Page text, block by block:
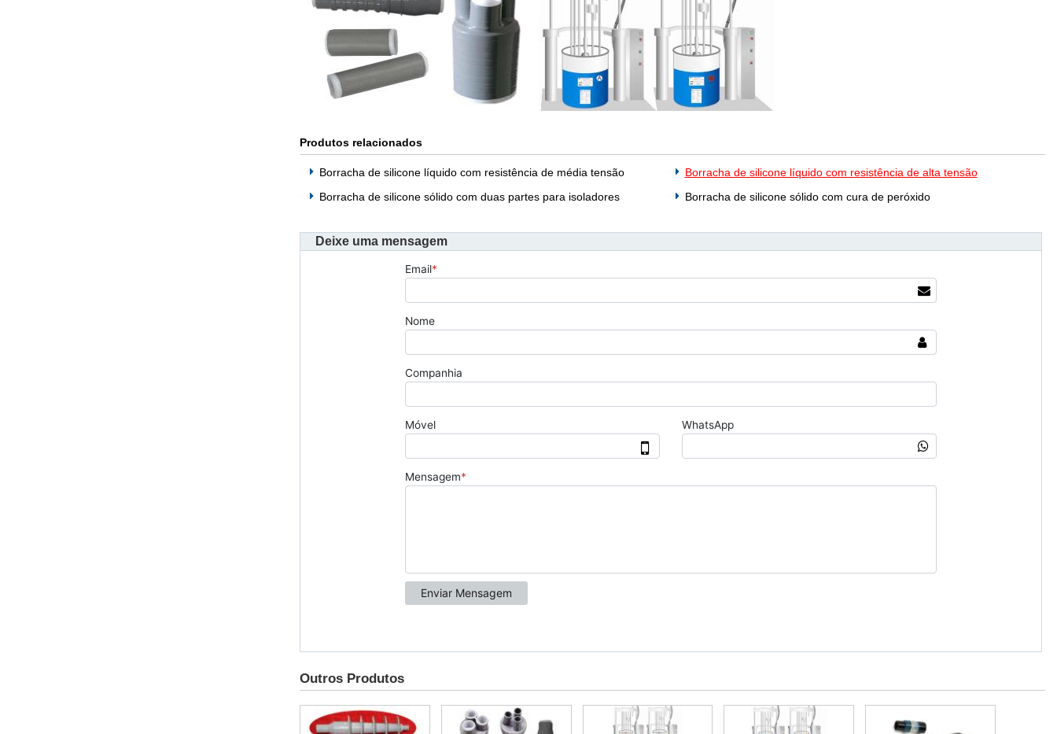
Produtos relacionados
Borracha de silicone líquido com resistência de média tensão
Borracha de silicone líquido com resistência de alta tensão
Borracha de silicone sólido com duas partes para isoladores
Borracha de silicone sólido com cura de peróxido
Deixe uma mensagem
Outros Produtos